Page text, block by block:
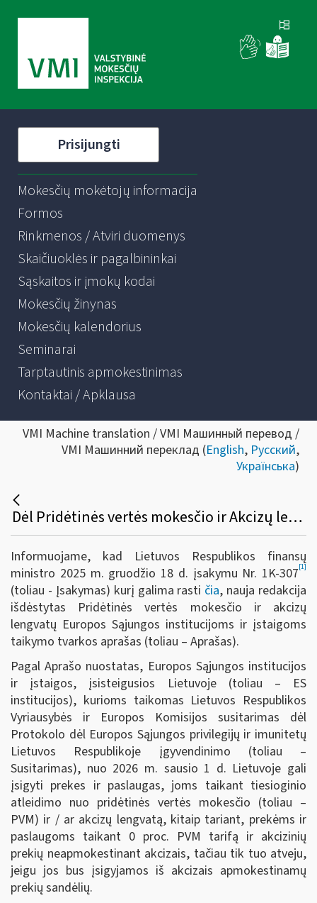
Prisijungti
Mokesčių mokėtojų informacija
Formos
Rinkmenos / Atviri duomenys
Skaičiuoklės ir pagalbininkai
Sąskaitos ir įmokų kodai
Mokesčių žinynas
Mokesčių kalendorius
Seminarai
Tarptautinis apmokestinimas
Kontaktai / Apklausa
VMI Machine translation / VMI Машинный перевод /
VMI Машинний переклад (English, Русский,
Українська)
Dėl Pridėtinės vertės mokesčio ir Akcizų lengvatų taikymo Europos Sąjungos institucijoms ir įstaigoms
Informuojame, kad Lietuvos Respublikos finansų
ministro 2025 m. gruodžio 18 d. įsakymu Nr. 1K-307[1]
(toliau - Įsakymas) kurį galima rasti čia, nauja redakcija
išdėstytas Pridėtinės vertės mokesčio ir akcizų
lengvatų Europos Sąjungos institucijoms ir įstaigoms
taikymo tvarkos aprašas (toliau – Aprašas).
Pagal Aprašo nuostatas, Europos Sąjungos institucijos
ir įstaigos, įsisteigusios Lietuvoje (toliau – ES
institucijos), kurioms taikomas Lietuvos Respublikos
Vyriausybės ir Europos Komisijos susitarimas dėl
Protokolo dėl Europos Sąjungos privilegijų ir imunitetų
Lietuvos Respublikoje įgyvendinimo (toliau –
Susitarimas), nuo 2026 m. sausio 1 d. Lietuvoje gali
įsigyti prekes ir paslaugas, joms taikant tiesioginio
atleidimo nuo pridėtinės vertės mokesčio (toliau –
PVM) ir / ar akcizų lengvatą, kitaip tariant, prekėms ir
paslaugoms taikant 0 proc. PVM tarifą ir akcizinių
prekių neapmokestinant akcizais, tačiau tik tuo atveju,
jeigu jos bus įsigyjamos iš akcizais apmokestinamų
prekių sandėlių.